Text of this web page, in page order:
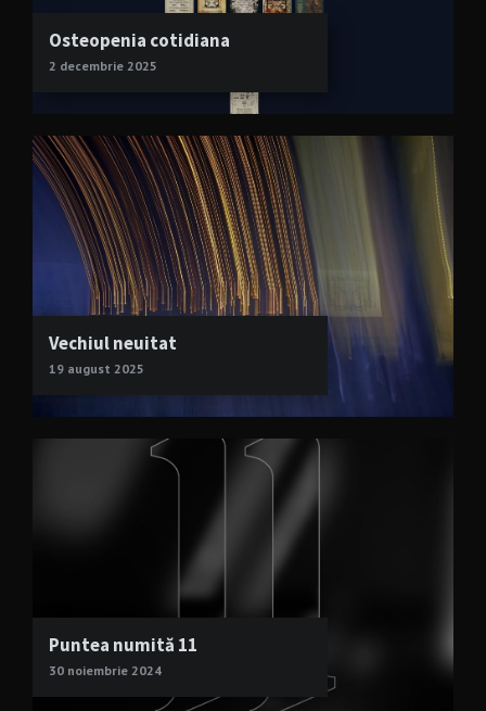
Osteopenia cotidiana
2 decembrie 2025
Vechiul neuitat
19 august 2025
Puntea numită 11
30 noiembrie 2024